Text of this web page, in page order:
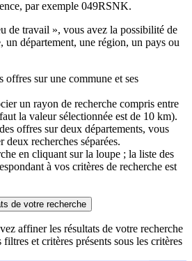
par exemple 049RSNK.
de travail », vous avez la possibilité de
un département, une région, un pays ou
offres sur une commune et ses
un rayon de recherche compris entre
la valeur sélectionnée est de 10 km).
offres sur deux départements, vous
deux recherches séparées.
en cliquant sur la loupe ; la liste des
à vos critères de recherche est
de votre recherche
affiner les résultats de votre recherche
filtres et critères présents sous les critères